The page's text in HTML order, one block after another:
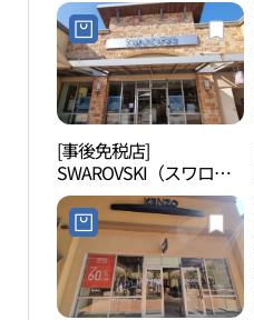
[事後免税店]
SWAROVSKI（スワロフ
スキー）・新世界サイモ
ンプレミアムアウトレッ
トヨジュ（驪州）店(스
와로브스키 신세계사이
먼프리미엄아울렛 여주
점)